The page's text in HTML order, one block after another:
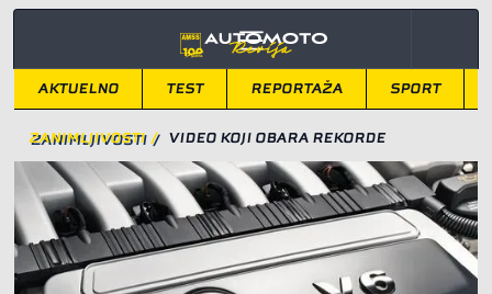
AKTUELNO TEST REPORTAŽA SPORT
ZANIMLJIVOSTI / VIDEO KOJI OBARA REKORDE